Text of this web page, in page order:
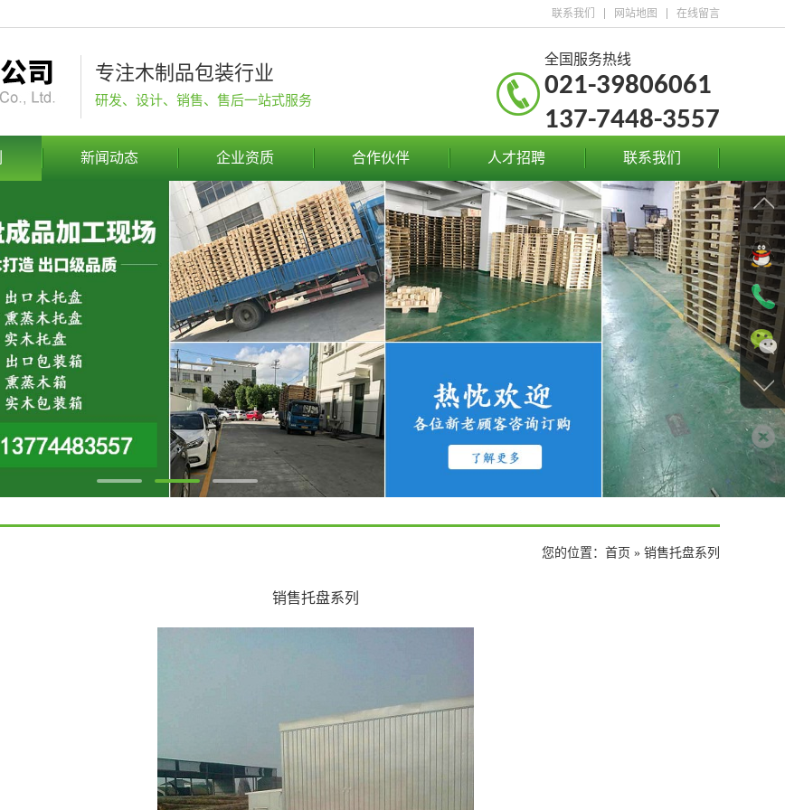
联系我们 网站地图 在线留言
专注木制品包装行业
研发、设计、销售、售后一站式服务
全国服务热线
021-39806061
137-7448-3557
新闻动态 企业资质 合作伙伴 人才招聘 联系我们
您的位置： 首页 » 销售托盘系列
销售托盘系列